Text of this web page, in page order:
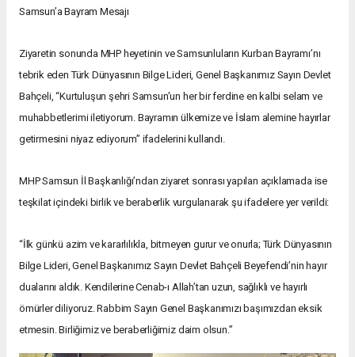
Samsun’a Bayram Mesajı
Ziyaretin sonunda MHP heyetinin ve Samsunluların Kurban Bayramı’nı
tebrik eden Türk Dünyasının Bilge Lideri, Genel Başkanımız Sayın Devlet
Bahçeli, “Kurtuluşun şehri Samsun’un her bir ferdine en kalbi selam ve
muhabbetlerimi iletiyorum. Bayramın ülkemize ve İslam alemine hayırlar
getirmesini niyaz ediyorum” ifadelerini kullandı.
MHP Samsun İl Başkanlığı’ndan ziyaret sonrası yapılan açıklamada ise
teşkilat içindeki birlik ve beraberlik vurgulanarak şu ifadelere yer verildi:
“İlk günkü azim ve kararlılıkla, bitmeyen gurur ve onurla; Türk Dünyasının
Bilge Lideri, Genel Başkanımız Sayın Devlet Bahçeli Beyefendi’nin hayır
dualarını aldık. Kendilerine Cenab-ı Allah’tan uzun, sağlıklı ve hayırlı
ömürler diliyoruz. Rabbim Sayın Genel Başkanımızı başımızdan eksik
etmesin. Birliğimiz ve beraberliğimiz daim olsun.”